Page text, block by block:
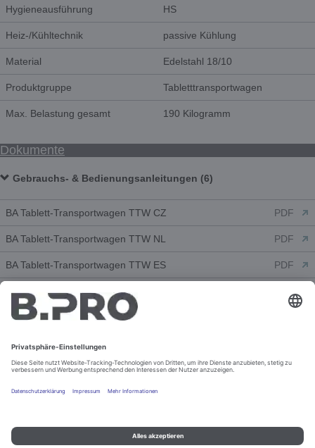
Hygieneausführung HS
Heiz-/Kühltechnik passive Kühlung
Material Edelstahl 18/10
Produktgruppe Tabletttransportwagen
Max. Belastung gesamt 190 Kilogramm
Dokumente
Gebrauchs- & Bedienungsanleitungen (6)
BA Tablett-Transportwagen TTW CZ PDF
BA Tablett-Transportwagen TTW NL PDF
BA Tablett-Transportwagen TTW ES PDF
BA Tablett-Transportwagen TTW FR
BA Tablett-Transportwagen TTW EN
BA Tablett-Transportwagen TTW DE
Kundeninformationszeichnungen (3)